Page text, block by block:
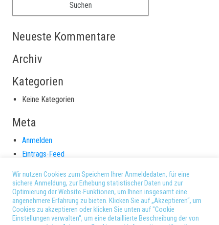
Neueste Kommentare
Archiv
Kategorien
Keine Kategorien
Meta
Anmelden
Eintrags-Feed
WordPress.org
Datenschutz und Impressum
Wir nutzen Cookies zum Speichern Ihrer Anmeldedaten, für eine
sichere Anmeldung, zur Erhebung statistischer Daten und zur
Optimierung der Website-Funktionen, um Ihnen insgesamt eine
angenehmere Erfahrung zu bieten. Klicken Sie auf „Akzeptieren“, um
Cookies zu akzeptieren oder klicken Sie unten auf "Cookie
Einstellungen verwalten“, um eine detaillierte Beschreibung der von